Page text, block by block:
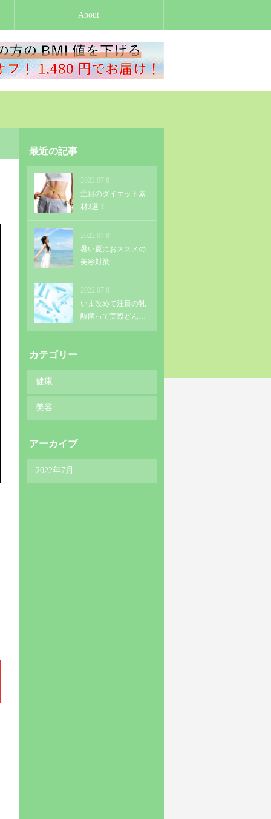
About
最近の記事
2022.07.8
注目のダイエット素
材3選！
2022.07.8
暑い夏におススメの
美容対策
2022.07.8
いま改めて注目の乳
酸菌って実際どんな
カテゴリー
健康
美容
アーカイブ
2022年7月